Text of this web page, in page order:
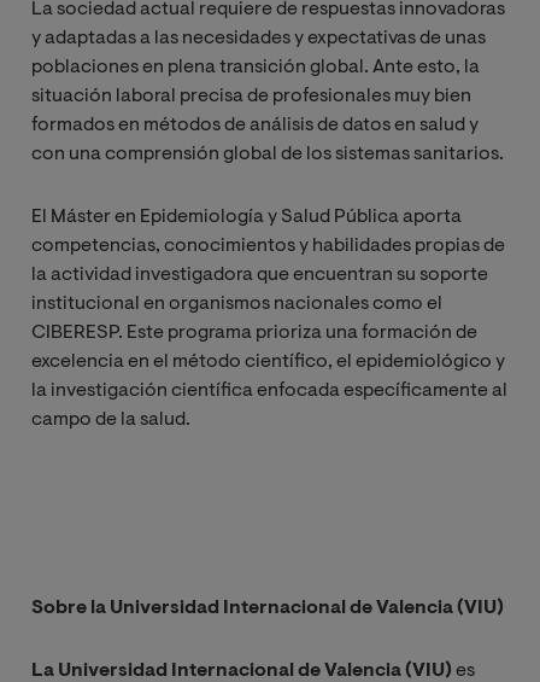
La sociedad actual requiere de respuestas innovadoras
y adaptadas a las necesidades y expectativas de unas
poblaciones en plena transición global. Ante esto, la
situación laboral precisa de profesionales muy bien
formados en métodos de análisis de datos en salud y
con una comprensión global de los sistemas sanitarios.
El Máster en Epidemiología y Salud Pública aporta
competencias, conocimientos y habilidades propias de
la actividad investigadora que encuentran su soporte
institucional en organismos nacionales como el
CIBERESP. Este programa prioriza una formación de
excelencia en el método científico, el epidemiológico y
la investigación científica enfocada específicamente al
campo de la salud.
Sobre la Universidad Internacional de Valencia (VIU)
La Universidad Internacional de Valencia (VIU) es